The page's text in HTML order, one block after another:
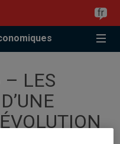
fr
– LES